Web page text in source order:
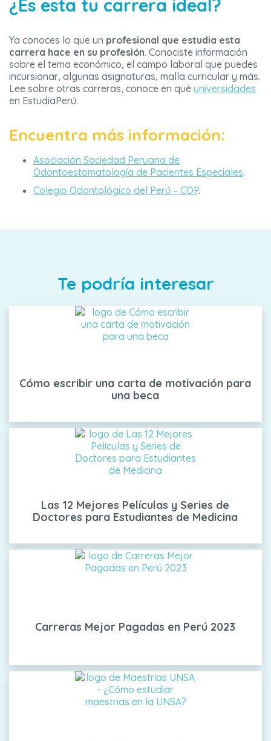
¿Es esta tu carrera ideal?
Ya conoces lo que un profesional que estudia esta
carrera hace en su profesión. Conociste información
sobre el tema económico, el campo laboral que puedes
incursionar, algunas asignaturas, malla curricular y más.
Lee sobre otras carreras, conoce en qué universidades
en EstudiaPerú.
Encuentra más información:
Asociación Sociedad Peruana de
Odontoestomatología de Pacientes Especiales.
Colegio Odontológico del Perú – COP.
Te podría interesar
Cómo escribir una carta de motivación para
una beca
Las 12 Mejores Películas y Series de
Doctores para Estudiantes de Medicina
Carreras Mejor Pagadas en Perú 2023